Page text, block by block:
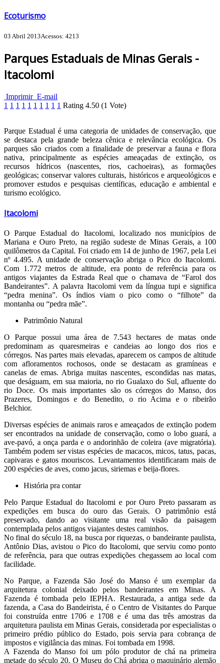
Ecoturismo
03 Abril 2013Acessos: 4213
Parques Estaduais de Minas Gerais -
Itacolomi
Imprimir E-mail
1 1 1 1 1 1 1 1 1 1 Rating 4.50 (1 Vote)
Parque Estadual é uma categoria de unidades de conservação, que
se destaca pela grande beleza cênica e relevância ecológica. Os
parques são criados com a finalidade de preservar a fauna e flora
nativa, principalmente as espécies ameaçadas de extinção, os
recursos hídricos (nascentes, rios, cachoeiras), as formações
geológicas; conservar valores culturais, históricos e arqueológicos e
promover estudos e pesquisas científicas, educação e ambiental e
turismo ecológico.
Itacolomi
O Parque Estadual do Itacolomi, localizado nos municípios de
Mariana e Ouro Preto, na região sudeste de Minas Gerais, a 100
quilômetros da Capital. Foi criado em 14 de junho de 1967, pela Lei
nº 4.495. A unidade de conservação abriga o Pico do Itacolomi.
Com 1.772 metros de altitude, era ponto de referência para os
antigos viajantes da Estrada Real que o chamava de “Farol dos
Bandeirantes”. A palavra Itacolomi vem da língua tupi e significa
“pedra menina”. Os índios viam o pico como o “filhote” da
montanha ou “pedra mãe”.
Patrimônio Natural
O Parque possui uma área de 7.543 hectares de matas onde
predominam as quaresmeiras e candeias ao longo dos rios e
córregos. Nas partes mais elevadas, aparecem os campos de altitude
com afloramentos rochosos, onde se destacam as gramíneas e
canelas de emas. Abriga muitas nascentes, escondidas nas matas,
que deságuam, em sua maioria, no rio Gualaxo do Sul, afluente do
rio Doce. Os mais importantes são os córregos do Manso, dos
Prazeres, Domingos e do Benedito, o rio Acima e o ribeirão
Belchior.
Diversas espécies de animais raros e ameaçados de extinção podem
ser encontrados na unidade de conservação, como o lobo guará, a
ave-pavó, a onça parda e o andorinhão de coleira (ave migratória).
Também podem ser vistas espécies de macacos, micos, tatus, pacas,
capivaras e gatos mouriscos. Levantamentos identificaram mais de
200 espécies de aves, como jacus, siriemas e beija-flores.
História pra contar
Pelo Parque Estadual do Itacolomi e por Ouro Preto passaram as
expedições em busca do ouro das Gerais. O patrimônio está
preservado, dando ao visitante uma real visão da paisagem
contemplada pelos antigos viajantes destes caminhos.
No final do século 18, na busca por riquezas, o bandeirante paulista,
Antônio Dias, avistou o Pico do Itacolomi, que serviu como ponto
de referência, para que outras expedições chegassem ao local com
facilidade.
No Parque, a Fazenda São José do Manso é um exemplar da
arquitetura colonial deixado pelos bandeirantes em Minas. A
Fazenda é tombada pelo IEPHA. Restaurada, a antiga sede da
fazenda, a Casa do Bandeirista, é o Centro de Visitantes do Parque
foi construída entre 1706 e 1708 e é uma das três amostras da
arquitetura paulista em Minas Gerais, considerada por especialistas o
primeiro prédio público do Estado, pois servia para cobrança de
impostos e vigilância das minas. Foi tombada em 1998.
A Fazenda do Manso foi um pólo produtor de chá na primeira
metade do século 20. O Museu do Chá abriga o maquinário alemão